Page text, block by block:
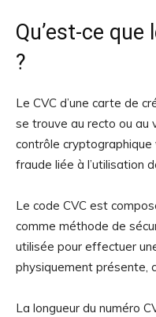
Qu’est-ce que
?
Le CVC d’une carte de
se trouve au recto ou au
contrôle cryptographique
fraude liée à l’utilisation
Le code CVC est
comme méthode de
utilisée pour effectuer
physiquement présente,
La longueur du numéro